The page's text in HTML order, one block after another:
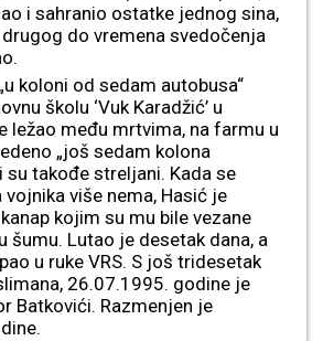
i sahranio ostatke jednog sina,
do vremena svedočenja
koloni od sedam autobusa“
školu ‘Vuk Karadžić’ u
ležao među mrtvima, na farmu u
„još sedam kolona
su takođe streljani. Kada se
vojnika više nema, Hasić je
kojim su mu bile vezane
šumu. Lutao je desetak dana, a
u ruke VRS. S još tridesetak
26.07.1995. godine je
Batkovići. Razmenjen je